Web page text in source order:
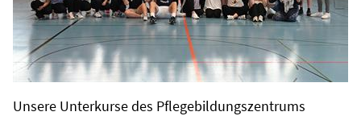
Unsere Unterkurse des Pflegebildungszentrums